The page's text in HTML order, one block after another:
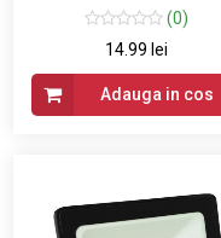
(0)
14.99 lei
Adauga in cos